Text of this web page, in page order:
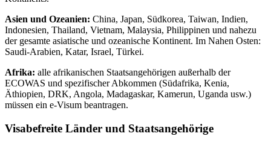
Asien und Ozeanien: China, Japan, Südkorea, Taiwan, Indien,
Indonesien, Thailand, Vietnam, Malaysia, Philippinen und nahezu
der gesamte asiatische und ozeanische Kontinent. Im Nahen Osten:
Saudi-Arabien, Katar, Israel, Türkei.
Afrika: alle afrikanischen Staatsangehörigen außerhalb der
ECOWAS und spezifischer Abkommen (Südafrika, Kenia,
Äthiopien, DRK, Angola, Madagaskar, Kamerun, Uganda usw.)
müssen ein e-Visum beantragen.
Visabefreite Länder und Staatsangehörige